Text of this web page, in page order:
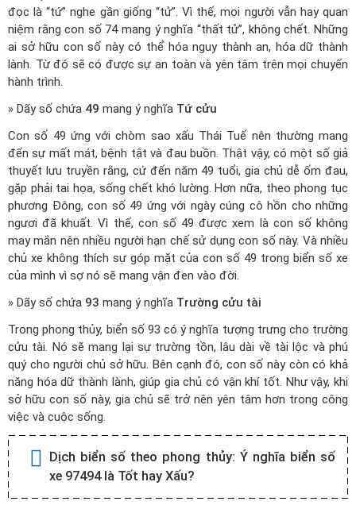
đọc là “tứ” nghe gần giống “tử”. Vì thế, mọi người vẫn hay quan
niệm rằng con số 74 mang ý nghĩa “thất tử”, không chết. Những
ai sở hữu con số này có thể hóa nguy thành an, hóa dữ thành
lành. Từ đó sẽ có được sự an toàn và yên tâm trên mọi chuyến
hành trình.
» Dãy số chứa 49 mang ý nghĩa Tứ cửu
Con số 49 ứng với chòm sao xấu Thái Tuế nên thường mang
đến sự mất mát, bệnh tật và đau buồn. Thật vậy, có một số giả
thuyết lưu truyền rằng, cứ đến năm 49 tuổi, gia chủ dễ ốm đau,
gặp phải tai họa, sống chết khó lường. Hơn nữa, theo phong tục
phương Đông, con số 49 ứng với ngày cúng cô hồn cho những
ngươi đã khuất. Vì thế, con số 49 được xem là con số không
may mắn nên nhiều người hạn chế sử dụng con số này. Và nhiều
chủ xe không thích sự góp mặt của con số 49 trong biển số xe
của mình vì sợ nó sẽ mang vận đen vào đời.
» Dãy số chứa 93 mang ý nghĩa Trường cửu tài
Trong phong thủy, biển số 93 có ý nghĩa tượng trưng cho trường
cửu tài. Nó sẽ mang lại sự trường tồn, lâu dài về tài lộc và phú
quý cho người chủ sở hữu. Bên cạnh đó, con số này còn có khả
năng hóa dữ thành lành, giúp gia chủ có vận khí tốt. Như vậy, khi
sở hữu con số này, gia chủ sẽ trở nên yên tâm hơn trong công
việc và cuộc sống.
Dịch biển số theo phong thủy: Ý nghĩa biển số
xe 97494 là Tốt hay Xấu?